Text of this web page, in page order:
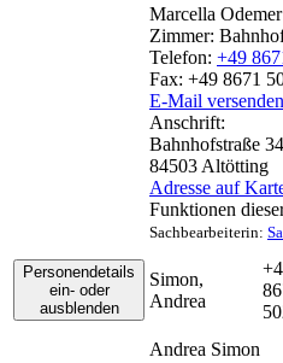
Marcella Odemer
Zimmer:
Telefon: +49
Fax: +49 8671
E-Mail versenden
Anschrift:
Bahnhofstraße 34
84503 Altötting
Adresse auf
Funktionen
Sachbearbeiterin:
Personendetails
ein- oder
ausblenden
Simon,
Andrea
Andrea Simon